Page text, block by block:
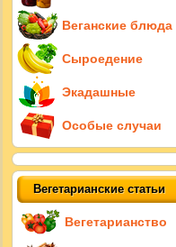
Веганские блюда
Сыроедение
Экадашные
Особые случаи
Вегетарианские статьи
Вегетарианство